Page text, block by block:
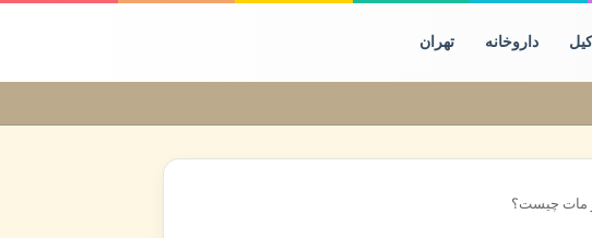
داروخانه تهران
و مات چیست؟